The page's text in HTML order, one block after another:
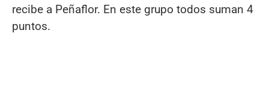
recibe a Peñaflor. En este grupo todos suman 4
puntos.